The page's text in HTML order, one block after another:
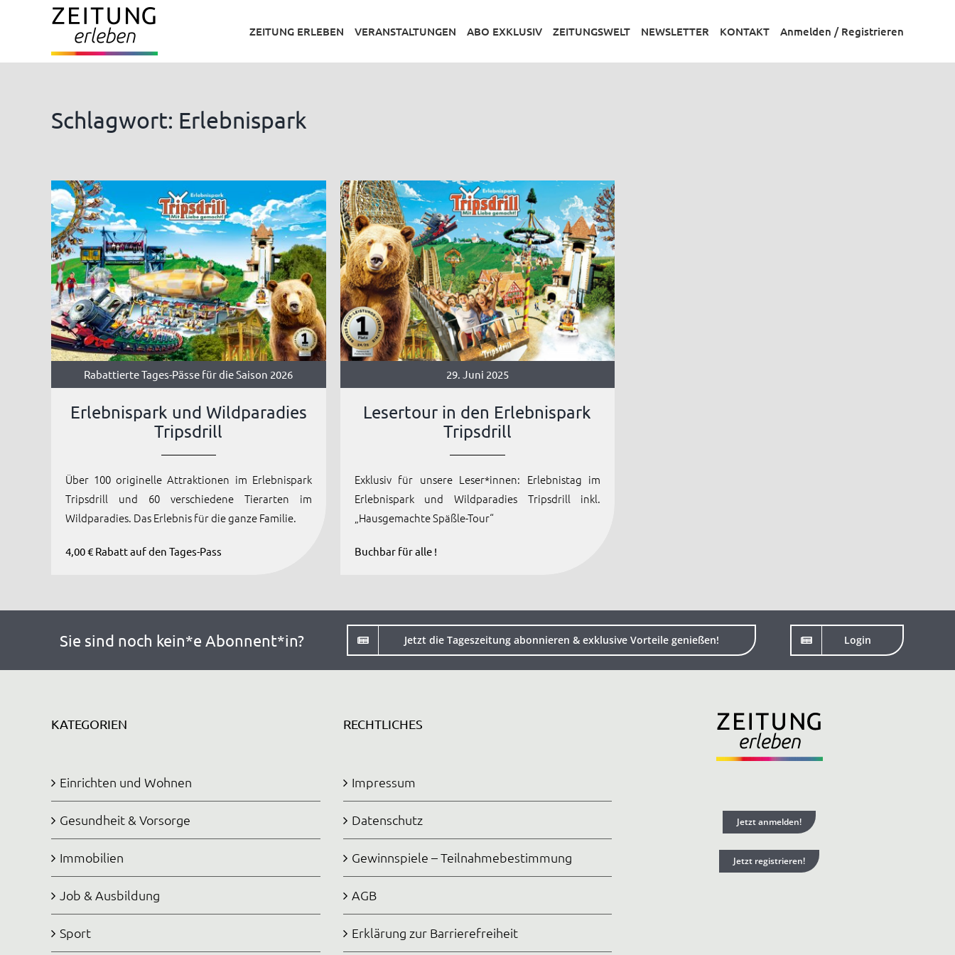
ZEITUNG ERLEBEN VERANSTALTUNGEN ABO EXKLUSIV ZEITUNGSWELT NEWSLETTER KONTAKT Anmelden / Registrieren
Schlagwort: Erlebnispark
Rabattierte Tages-Pässe für die Saison 2026
Erlebnispark und Wildparadies
Tripsdrill
Über 100 originelle Attraktionen im Erlebnispark
Tripsdrill und 60 verschiedene Tierarten im
Wildparadies. Das Erlebnis für die ganze Familie.
4,00 € Rabatt auf den Tages-Pass
29. Juni 2025
Lesertour in den Erlebnispark
Tripsdrill
Exklusiv für unsere Leser*innen: Erlebnistag im
Erlebnispark und Wildparadies Tripsdrill inkl.
„Hausgemachte Späßle-Tour“
Buchbar für alle !
Sie sind noch kein*e Abonnent*in? Jetzt die Tageszeitung abonnieren & exklusive Vorteile genießen! Login
KATEGORIEN
Einrichten und Wohnen
Gesundheit & Vorsorge
Immobilien
Job & Ausbildung
Sport
RECHTLICHES
Impressum
Datenschutz
Gewinnspiele – Teilnahmebestimmung
AGB
Erklärung zur Barrierefreiheit
Jetzt anmelden!
Jetzt registrieren!